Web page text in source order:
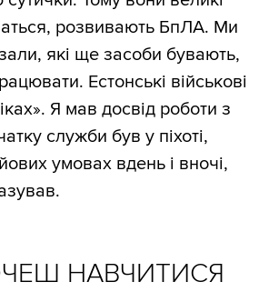
розвивають БпЛА. Ми
які ще засоби бувають,
Естонські військові
Я мав досвід роботи з
служби був у піхоті,
умовах вдень і вночі,
НАВЧИТИСЯ